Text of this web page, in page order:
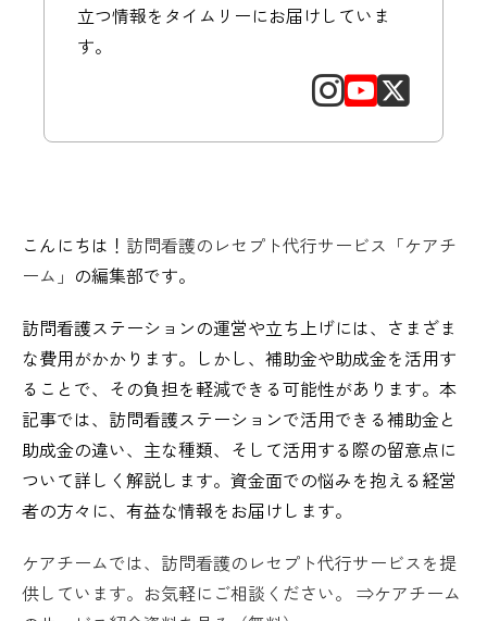
立つ情報をタイムリーにお届けしていま
す。
こんにちは！ 訪問看護のレセプト代行サービス「ケアチ
ーム」 の編集部です。
訪問看護ステーションの運営や立ち上げには、さまざま
な費用がかかります。しかし、補助金や助成金を活用す
ることで、その負担を軽減できる可能性があります。本
記事では、訪問看護ステーションで活用できる補助金と
助成金の違い、主な種類、そして活用する際の留意点に
ついて詳しく解説します。資金面での悩みを抱える経営
者の方々に、有益な情報をお届けします。
ケアチームでは、訪問看護のレセプト代行サービスを提
供しています。お気軽にご相談ください。 ⇒ケアチーム